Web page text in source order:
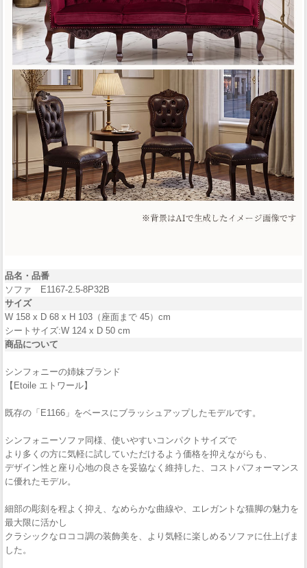
品名・品番
ソファ E1167-2.5-8P32B
サイズ
W 158 x D 68 x H 103（座面まで 45）cm
シートサイズ:W 124 x D 50 cm
商品について
シンフォニーの姉妹ブランド
【Etoile エトワール】
既存の「E1166」をベースにブラッシュアップしたモデルです。
シンフォニーソファ同様、使いやすいコンパクトサイズで
より多くの方に気軽に試していただけるよう価格を抑えながらも、
デザイン性と座り心地の良さを妥協なく維持した、コストパフォーマンス
に優れたモデル。
細部の彫刻を程よく抑え、なめらかな曲線や、エレガントな猫脚の魅力を
最大限に活かし
クラシックなロココ調の装飾美を、より気軽に楽しめるソファに仕上げま
した。